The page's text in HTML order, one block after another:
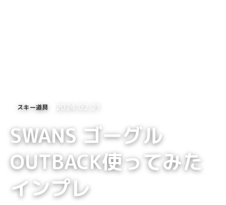
スキー道具 2024.02.21
SWANS ゴーグル
OUTBACK使ってみた
インプレ